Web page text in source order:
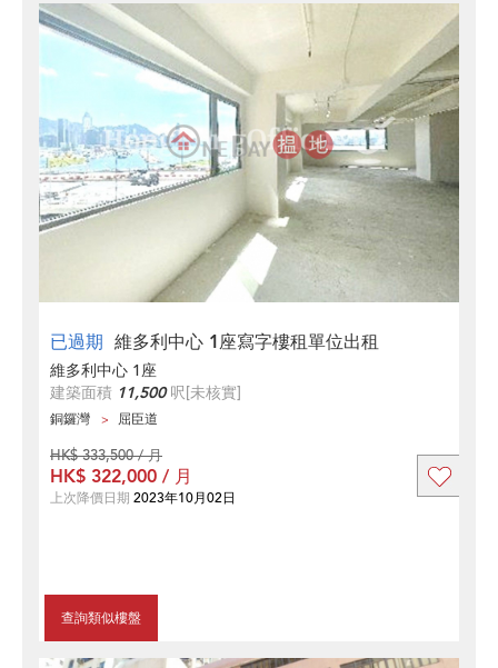
已過期 維多利中心 1座寫字樓租單位出租
維多利中心 1座
建築面積 11,500呎[未核實]
銅鑼灣 屈臣道
查詢類似樓盤
HK$ 333,500 / 月
HK$ 322,000 / 月
上次降價日期 2023年10月02日